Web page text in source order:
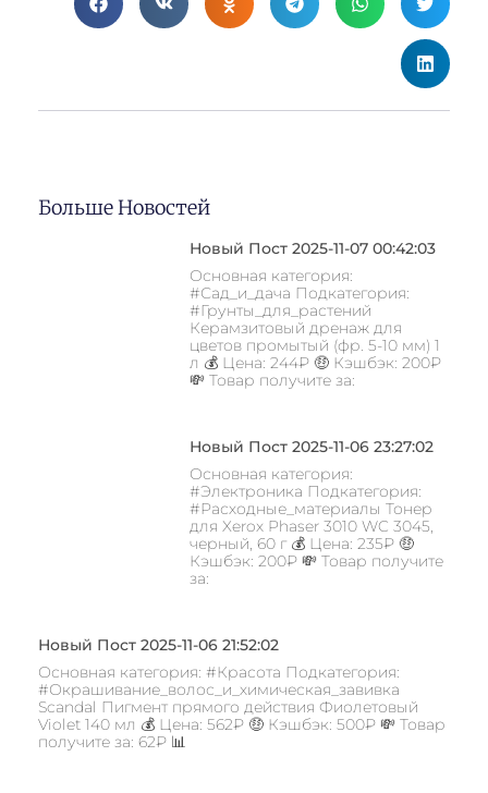
Больше Новостей
Новый Пост 2025-11-07 00:42:03
Основная категория:
#Сад_и_дача Подкатегория:
#Грунты_для_растений
Керамзитовый дренаж для
цветов промытый (фр. 5-10 мм) 1
л 💰 Цена: 244₽ 🤑 Кэшбэк: 200₽
💸 Товар получите за:
Новый Пост 2025-11-06 23:27:02
Основная категория:
#Электроника Подкатегория:
#Расходные_материалы Тонер
для Xerox Phaser 3010 WC 3045,
черный, 60 г 💰 Цена: 235₽ 🤑
Кэшбэк: 200₽ 💸 Товар получите
за:
Новый Пост 2025-11-06 21:52:02
Основная категория: #Красота Подкатегория:
#Окрашивание_волос_и_химическая_завивка
Scandal Пигмент прямого действия Фиолетовый
Violet 140 мл 💰 Цена: 562₽ 🤑 Кэшбэк: 500₽ 💸 Товар
получите за: 62₽ 📊